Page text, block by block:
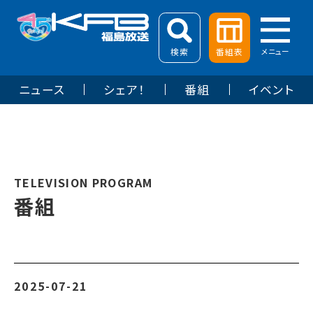
検索 番組表 メニュー
ニュース シェア！ 番組 イベント
TELEVISION PROGRAM
番組
2025-07-21